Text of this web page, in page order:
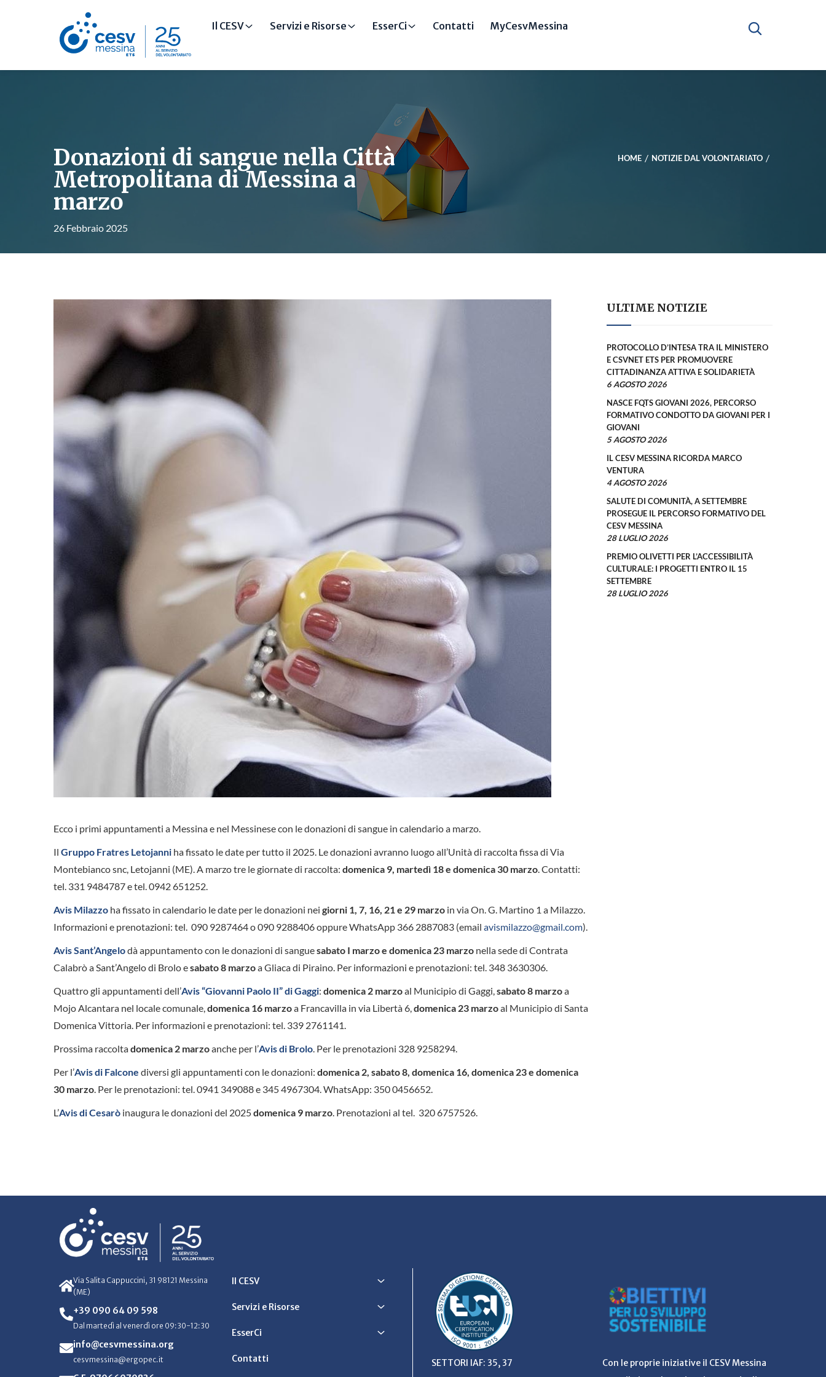
Il CESV Servizi e Risorse EsserCi Contatti MyCesvMessina
Donazioni di sangue nella Città
Metropolitana di Messina a
marzo
26 Febbraio 2025
HOME NOTIZIE DAL VOLONTARIATO
Ecco i primi appuntamenti a Messina e nel Messinese con le donazioni di sangue in calendario a marzo.
Il Gruppo Fratres Letojanni ha fissato le date per tutto il 2025. Le donazioni avranno luogo all’Unità di raccolta fissa di Via
Montebianco snc, Letojanni (ME). A marzo tre le giornate di raccolta: domenica 9, martedì 18 e domenica 30 marzo. Contatti:
tel. 331 9484787 e tel. 0942 651252.
Avis Milazzo ha fissato in calendario le date per le donazioni nei giorni 1, 7, 16, 21 e 29 marzo in via On. G. Martino 1 a Milazzo.
Informazioni e prenotazioni: tel. 090 9287464 o 090 9288406 oppure WhatsApp 366 2887083 (email avismilazzo@gmail.com).
Avis Sant’Angelodà appuntamento con le donazioni di sanguesabato I marzo e domenica 23 marzo nella sede di Contrata
Calabrò a Sant’Angelo di Brolo esabato 8 marzoa Gliaca di Piraino. Per informazioni e prenotazioni: tel. 348 3630306.
Quattro gli appuntamenti dell’Avis “Giovanni Paolo II” di Gaggi: domenica 2 marzoal Municipio di Gaggi,sabato 8 marzoa
Mojo Alcantara nel locale comunale,domenica 16 marzoa Francavilla in via Libertà 6,domenica 23 marzoal Municipio di Santa
Domenica Vittoria. Per informazioni e prenotazioni: tel. 339 2761141.
Prossima raccoltadomenica 2 marzoanche per l’Avis di Brolo. Per le prenotazioni 328 9258294.
Per l’Avis di Falcone diversi gli appuntamenti con le donazioni: domenica 2, sabato 8, domenica 16, domenica 23 e domenica
30 marzo. Per le prenotazioni: tel. 0941 349088 e 345 4967304. WhatsApp: 350 0456652.
L’Avis di Cesarò inaugura le donazioni del 2025domenica 9 marzo. Prenotazioni al tel. 320 6757526.
ULTIME NOTIZIE
PROTOCOLLO D’INTESA TRA IL MINISTERO
E CSVNET ETS PER PROMUOVERE
CITTADINANZA ATTIVA E SOLIDARIETÀ
6 AGOSTO 2026
NASCE FQTS GIOVANI 2026, PERCORSO
FORMATIVO CONDOTTO DA GIOVANI PER I
GIOVANI
5 AGOSTO 2026
IL CESV MESSINA RICORDA MARCO
VENTURA
4 AGOSTO 2026
SALUTE DI COMUNITÀ, A SETTEMBRE
PROSEGUE IL PERCORSO FORMATIVO DEL
CESV MESSINA
28 LUGLIO 2026
PREMIO OLIVETTI PER L’ACCESSIBILITÀ
CULTURALE: I PROGETTI ENTRO IL 15
SETTEMBRE
28 LUGLIO 2026
Via Salita Cappuccini, 31 98121 Messina
(ME)
+39 090 64 09 598
Dal martedì al venerdì ore 09:30-12:30
info@cesvmessina.org
cesvmessina@ergopec.it
Il CESV
Servizi e Risorse
EsserCi
Contatti SETTORI IAF: 35, 37
Con le proprie iniziative il CESV Messina